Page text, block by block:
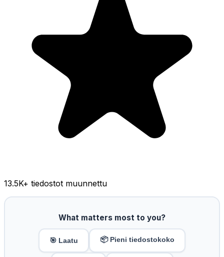
13.5K+ tiedostot muunnettu
What matters most to you?
🎯 Laatu 📦 Pieni tiedostokoko